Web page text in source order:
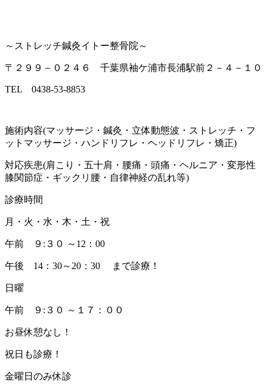
～ストレッチ鍼灸イトー整骨院～
〒２９９－０２４６ 千葉県袖ケ浦市長浦駅前２－４－１０
TEL 0438-53-8853
施術内容(マッサージ・鍼灸・立体動態波・ストレッチ・フ
ットマッサージ・ハンドリフレ・ヘッドリフレ・矯正)
対応疾患(肩こり・五十肩・腰痛・頭痛・ヘルニア・変形性
膝関節症・ギックリ腰・自律神経の乱れ等)
診療時間
月・火・水・木・土・祝
午前 ９:３０ ～12：00
午後 14：30～20：30 まで診療！
日曜
午前 ９:３０ ～１７：００
お昼休憩なし！
祝日も診療！
金曜日のみ休診